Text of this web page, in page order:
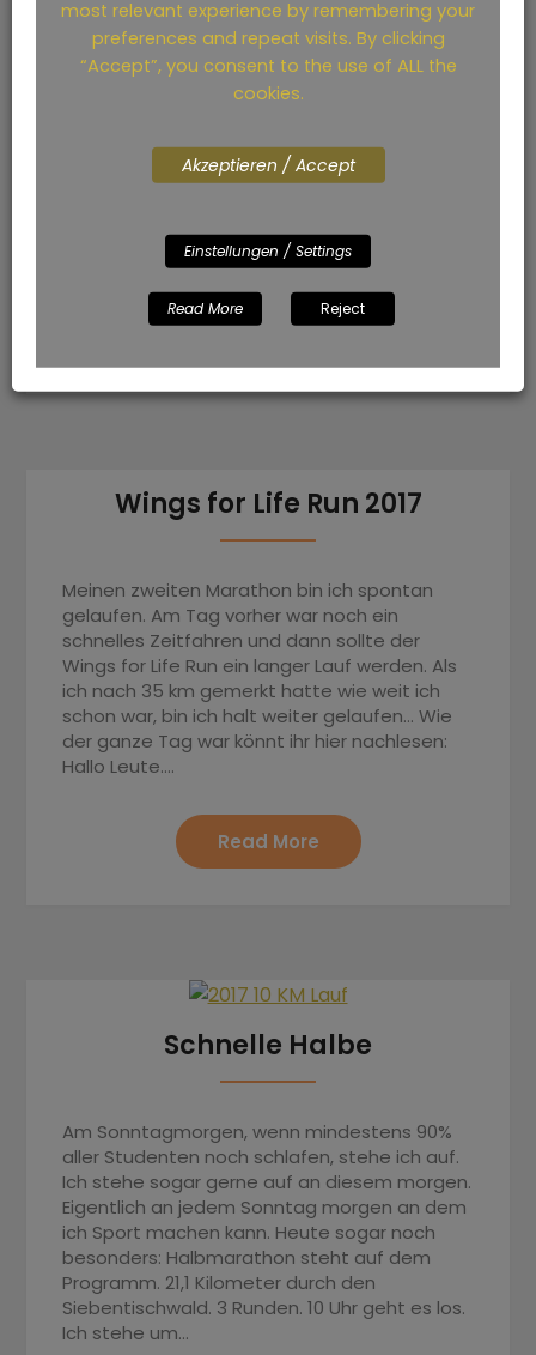
2017 war ein Highlight Jahr für mich. eines
dieser geilen Lights war das Rennen in
Ingolstadt, weil ich dort zum ersten mal
sogar ein wenig Absahnen durfte. Den
Rückblick auf Ingoldorf findest du ihm
ob man aus einem größeren Dorf kommt
oder tatsächlich…
Read More
Wings for Life Run 2017
Meinen zweiten Marathon bin ich spontan
gelaufen. Am Tag vorher war noch ein
schnelles Zeitfahren und dann sollte der
Wings for Life Run ein langer Lauf werden. Als
ich nach 35 km gemerkt hatte wie weit ich
schon war, bin ich halt weiter gelaufen… Wie
der ganze Tag war könnt ihr hier nachlesen:
Hallo Leute….
Read More
Schnelle Halbe
Am Sonntagmorgen, wenn mindestens 90%
aller Studenten noch schlafen, stehe ich auf.
Ich stehe sogar gerne auf an diesem morgen.
Eigentlich an jedem Sonntag morgen an dem
ich Sport machen kann. Heute sogar noch
besonders: Halbmarathon steht auf dem
Programm. 21,1 Kilometer durch den
Siebentischwald. 3 Runden. 10 Uhr geht es los.
Ich stehe um…
most relevant experience by remembering your
preferences and repeat visits. By clicking
“Accept”, you consent to the use of ALL the
cookies.
Akzeptieren / Accept
Einstellungen / Settings
Read More Reject